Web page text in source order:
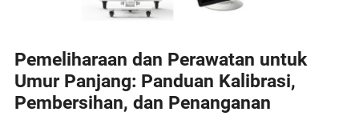
Pemeliharaan dan Perawatan untuk
Umur Panjang: Panduan Kalibrasi,
Pembersihan, dan Penanganan